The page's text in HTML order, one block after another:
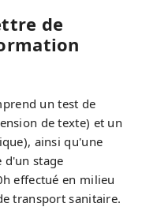
de
un test de
de texte) et un
ainsi qu'une
d'un stage
effectué en milieu
transport sanitaire.